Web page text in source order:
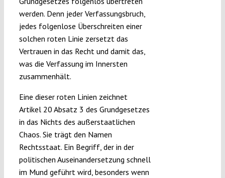
werden. Denn jeder Verfassungsbruch,
jedes folgenlose Überschreiten einer
solchen roten Linie zersetzt das
Vertrauen in das Recht und damit das,
was die Verfassung im Innersten
zusammenhält.
Eine dieser roten Linien zeichnet
Artikel 20 Absatz 3 des Grundgesetzes
in das Nichts des außerstaatlichen
Chaos. Sie trägt den Namen
Rechtsstaat. Ein Begriff, der in der
politischen Auseinandersetzung schnell
im Mund geführt wird, besonders wenn